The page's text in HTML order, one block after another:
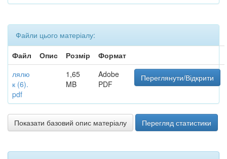
Файли цього матеріалу:
Файл
Опис Розмір
Формат
лялю
к (6).
pdf
1,65
MB
Adobe
PDF
Переглянути/Відкрити
Показати базовий опис матеріалу Перегляд статистики